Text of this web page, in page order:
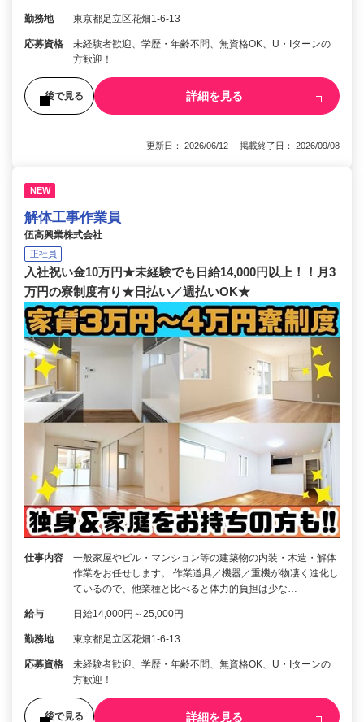
勤務地 東京都足立区花畑1-6-13
応募資格
未経験者歓迎、学歴・年齢不問、無資格OK、U・Iターンの
方歓迎！
後で見る 詳細を見る
更新日： 2026/06/12 掲載終了日： 2026/09/08
NEW
解体工事作業員
伍高興業株式会社
正社員
入社祝い金10万円★未経験でも日給14,000円以上！！月3
万円の寮制度有り★日払い／週払いOK★
仕事内容
一般家屋やビル・マンション等の建築物の内装・木造・解体
作業をお任せします。 作業道具／機器／重機が物凄く進化し
ているので、他業種と比べると体力的負担は少な…
給与 日給14,000円～25,000円
勤務地 東京都足立区花畑1-6-13
応募資格
未経験者歓迎、学歴・年齢不問、無資格OK、U・Iターンの
方歓迎！
後で見る 詳細を見る